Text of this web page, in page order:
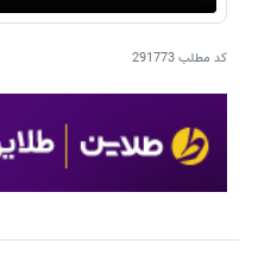
کد مطلب291773